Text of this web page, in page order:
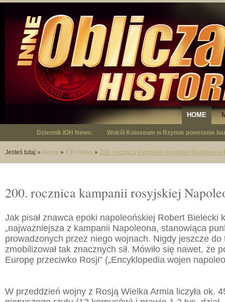
HOME
Dziennik IOH News: Wokół Koloseum w Rzymie powstanie
"Niepodległy - opowieść o Januszu
Jesteś tutaj » Home » IOH News » 200. rocznica kampanii rosyjskiej Napoleona
200. rocznica kampanii rosyjskiej
Jak pisał znawca epoki napoleońskiej Robert Bielecki
„najważniejsza z kampanii Napoleona, stanowiąca
prowadzonych przez niego wojnach. Nigdy jeszcze do
zmobilizował tak znacznych sił. Mówiło się nawet, że
Europę przeciwko Rosji” („Encyklopedia wojen
W przeddzień wojny z Rosją Wielka Armia liczyła ok.